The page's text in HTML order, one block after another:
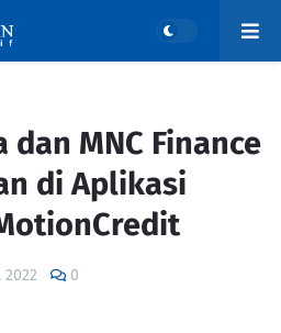
MNC Finance
di Aplikasi
2022 0